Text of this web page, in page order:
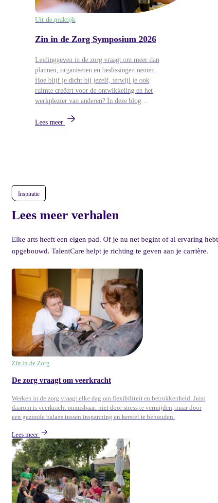
Uit de praktijk
Zin in de Zorg Symposium 2026
Leidinggeven in de zorg vraagt om meer dan
plannen, organiseren en beslissingen nemen.
Hoe blijf je dicht bij jezelf, terwijl je ook
ruimte creëert voor de ontwikkeling en het
werkplezier van anderen? In deze blog
Symposium van 26 mei, waar
Lees meer
Inspiratie
Lees meer verhalen
Elke arts heeft een eigen pad. Of je nu net begint of al ervaring hebt
opgebouwd. TalentCare helpt je richting te geven aan je carrière.
Zin in de Zorg
De zorg vraagt om veerkracht
Werken in de zorg vraagt elke dag om flexibiliteit en betrokkenheid. Juist
daarom is veerkracht onmisbaar: niet door stress te vermijden, maar door
een gezonde balans tussen inspanning en herstel te behouden.
Lees meer